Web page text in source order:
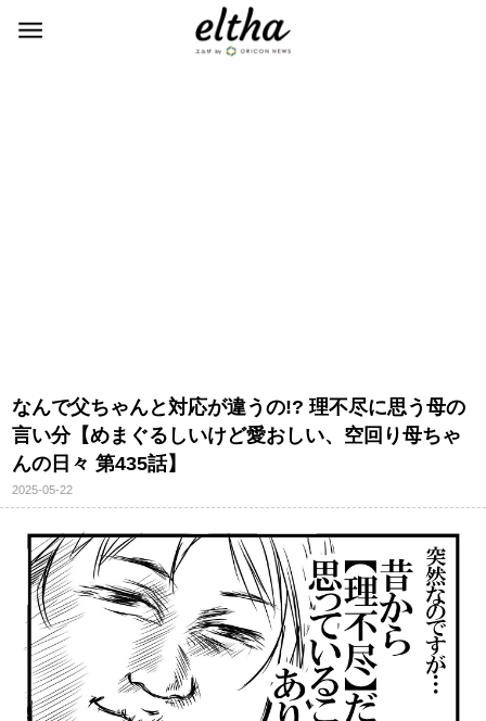
なんで父ちゃんと対応が違うの!? 理不尽に思う母の
言い分【めまぐるしいけど愛おしい、空回り母ちゃ
んの日々 第435話】
2025-05-22